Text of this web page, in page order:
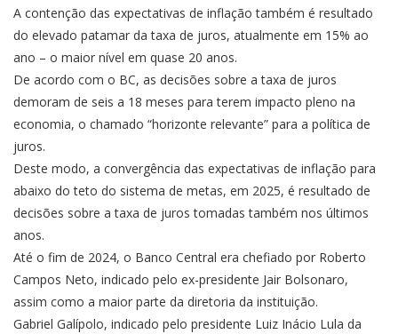
A contenção das expectativas de inflação também é resultado
do elevado patamar da taxa de juros, atualmente em 15% ao
ano – o maior nível em quase 20 anos.
De acordo com o BC, as decisões sobre a taxa de juros
demoram de seis a 18 meses para terem impacto pleno na
economia, o chamado “horizonte relevante” para a política de
juros.
Deste modo, a convergência das expectativas de inflação para
abaixo do teto do sistema de metas, em 2025, é resultado de
decisões sobre a taxa de juros tomadas também nos últimos
anos.
Até o fim de 2024, o Banco Central era chefiado por Roberto
Campos Neto, indicado pelo ex-presidente Jair Bolsonaro,
assim como a maior parte da diretoria da instituição.
Gabriel Galípolo, indicado pelo presidente Luiz Inácio Lula da